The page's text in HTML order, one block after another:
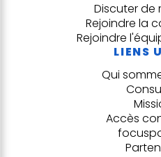
Discuter de
Rejoindre la
Rejoindre
LIENS
Qui
Accès